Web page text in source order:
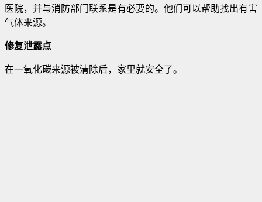
医院，并与消防部门联系是有必要的。他们可以帮助找出有害
气体来源。
修复泄露点
在一氧化碳来源被清除后，家里就安全了。